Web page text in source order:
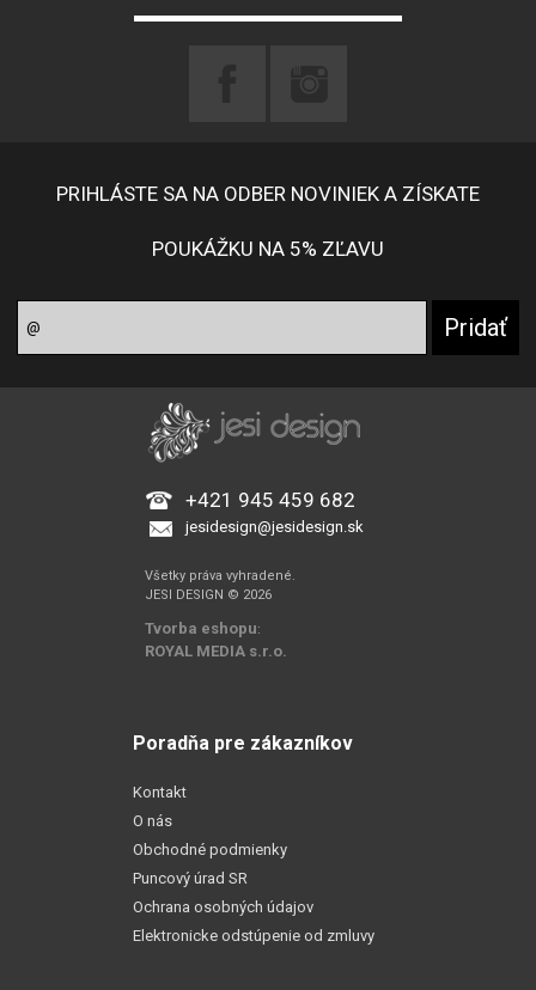
PRIHLÁSTE SA NA ODBER NOVINIEK A ZÍSKATE
POUKÁŽKU NA 5% ZĽAVU
+421 945 459 682
jesidesign@jesidesign.sk
Všetky práva vyhradené.
JESI DESIGN © 2026
Tvorba eshopu:
ROYAL MEDIA s.r.o.
Poradňa pre zákazníkov
Kontakt
O nás
Obchodné podmienky
Puncový úrad SR
Ochrana osobných údajov
Elektronicke odstúpenie od zmluvy